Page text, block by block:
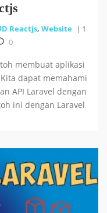
di R
Reactjs, Website | 1
0
membuat aplikasi
dapat memahami
API Laravel dengan
ini dengan Laravel